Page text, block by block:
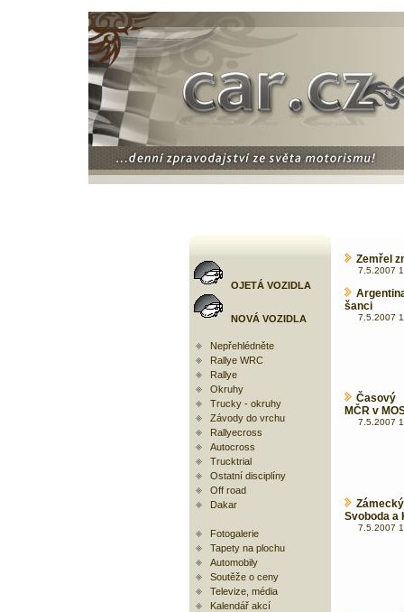
OJETÁ VOZIDLA
NOVÁ VOZIDLA
Nepřehlédněte
Rallye WRC
Rallye
Okruhy
Trucky - okruhy
Závody do vrchu
Rallyecross
Autocross
Trucktrial
Ostatní disciplíny
Off road
Dakar
Fotogalerie
Tapety na plochu
Automobily
Soutěže o ceny
Televize, média
Kalendář akcí
Zemřel
7.5.2007
šanci
7.5.2007
Časový
MČR v
7.5.2007
Svoboda a
7.5.2007